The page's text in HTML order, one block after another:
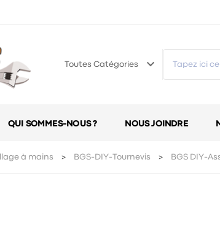
Toutes Catégories keyboard_arrow_down
QUI SOMMES-NOUS ? NOUS JOINDRE
à mains BGS-DIY-Tournevis BGS DIY-